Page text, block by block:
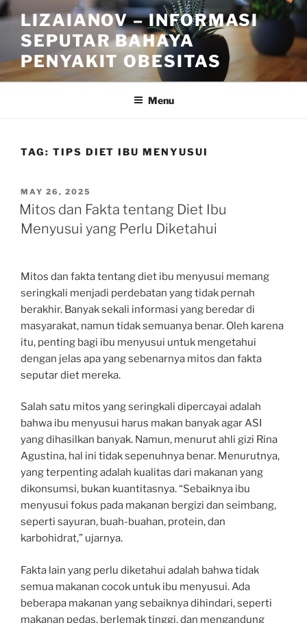
Skip
to
content
LIZAIANOV – INFORMASI
SEPUTAR BAHAYA
PENYAKIT OBESITAS
Menu
TAG: TIPS DIET IBU MENYUSUI
POSTED
ON
MAY 26, 2025
Mitos dan Fakta tentang Diet Ibu
Menyusui yang Perlu Diketahui
Mitos dan fakta tentang diet ibu menyusui memang
seringkali menjadi perdebatan yang tidak pernah
berakhir. Banyak sekali informasi yang beredar di
masyarakat, namun tidak semuanya benar. Oleh karena
itu, penting bagi ibu menyusui untuk mengetahui
dengan jelas apa yang sebenarnya mitos dan fakta
seputar diet mereka.
Salah satu mitos yang seringkali dipercayai adalah
bahwa ibu menyusui harus makan banyak agar ASI
yang dihasilkan banyak. Namun, menurut ahli gizi Rina
Agustina, hal ini tidak sepenuhnya benar. Menurutnya,
yang terpenting adalah kualitas dari makanan yang
dikonsumsi, bukan kuantitasnya. “Sebaiknya ibu
menyusui fokus pada makanan bergizi dan seimbang,
seperti sayuran, buah-buahan, protein, dan
karbohidrat,” ujarnya.
Fakta lain yang perlu diketahui adalah bahwa tidak
semua makanan cocok untuk ibu menyusui. Ada
beberapa makanan yang sebaiknya dihindari, seperti
makanan pedas, berlemak tinggi, dan mengandung